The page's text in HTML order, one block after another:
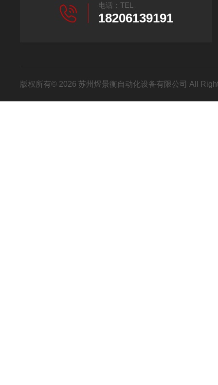
电话：TEL
18206139191
版权所有© 2026 苏州煜景衡自动化设备有限公司 All